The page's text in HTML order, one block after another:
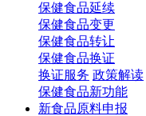
保健食品延续
保健食品变更
保健食品转让
保健食品换证
换证服务 政策解读
保健食品新功能
新食品原料申报